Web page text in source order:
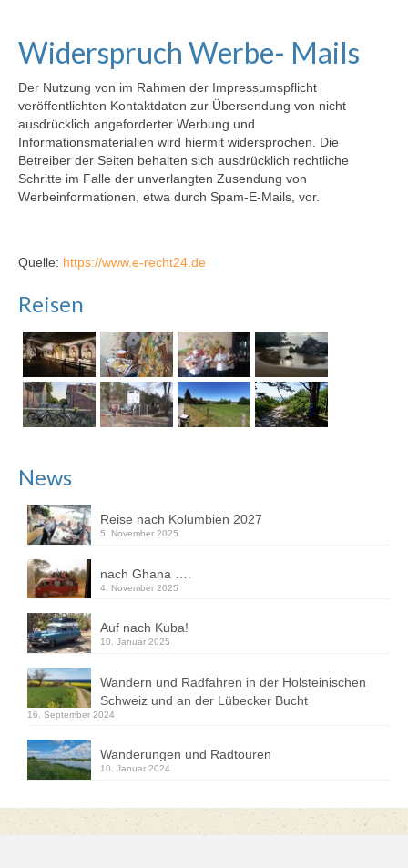
Widerspruch Werbe- Mails
Der Nutzung von im Rahmen der Impressumspflicht
veröffentlichten Kontaktdaten zur Übersendung von nicht
ausdrücklich angeforderter Werbung und
Informationsmaterialien wird hiermit widersprochen. Die
Betreiber der Seiten behalten sich ausdrücklich rechtliche
Schritte im Falle der unverlangten Zusendung von
Werbeinformationen, etwa durch Spam-E-Mails, vor.
Quelle: https://www.e-recht24.de
Reisen
News
Reise nach Kolumbien 2027
5. November 2025
nach Ghana ….
4. November 2025
Auf nach Kuba!
10. Januar 2025
Wandern und Radfahren in der Holsteinischen
Schweiz und an der Lübecker Bucht
16. September 2024
Wanderungen und Radtouren
10. Januar 2024